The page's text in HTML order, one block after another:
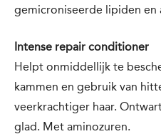
gemicroniseerde lipiden en
Intense repair conditioner
Helpt onmiddellijk te
kammen en gebruik van
veerkrachtiger haar.
glad. Met aminozuren.